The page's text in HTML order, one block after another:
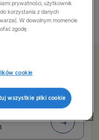
prywatności, użytkownik
korzystania z danych
W dowolnym momencie
zgodę.
cookie
wszystkie pliki cookie